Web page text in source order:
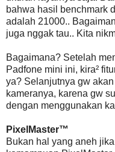
bahwa hasil benchmark
adalah 21000..
juga nggak tau.. Kita
Bagaimana? Setelah
Padfone mini ini, kira²
ya? Selanjutnya gw
kameranya, karena gw
dengan menggunakan
PixelMaster™
Bukan hal yang aneh